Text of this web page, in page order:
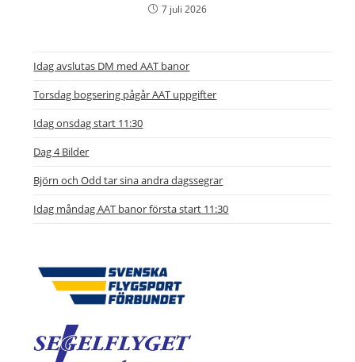
7 juli 2026
Idag avslutas DM med AAT banor
Torsdag bogsering pågår AAT uppgifter
Idag onsdag start 11:30
Dag 4 Bilder
Björn och Odd tar sina andra dagssegrar
Idag måndag AAT banor första start 11:30